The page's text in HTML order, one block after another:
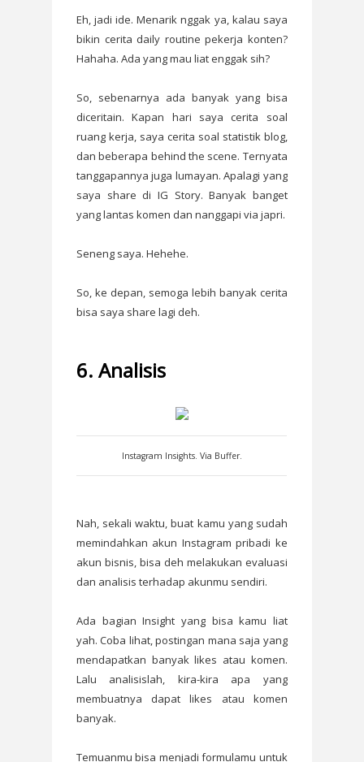
Eh, jadi ide. Menarik nggak ya, kalau saya
bikin cerita daily routine pekerja konten?
Hahaha. Ada yang mau liat enggak sih?
So, sebenarnya ada banyak yang bisa
diceritain. Kapan hari saya cerita soal
ruang kerja, saya cerita soal statistik blog,
dan beberapa behind the scene. Ternyata
tanggapannya juga lumayan. Apalagi yang
saya share di IG Story. Banyak banget
yang lantas komen dan nanggapi via japri.
Seneng saya. Hehehe.
So, ke depan, semoga lebih banyak cerita
bisa saya share lagi deh.
6. Analisis
Instagram Insights. Via Buffer.
Nah, sekali waktu, buat kamu yang sudah
memindahkan akun Instagram pribadi ke
akun bisnis, bisa deh melakukan evaluasi
dan analisis terhadap akunmu sendiri.
Ada bagian Insight yang bisa kamu liat
yah. Coba lihat, postingan mana saja yang
mendapatkan banyak likes atau komen.
Lalu analisislah, kira-kira apa yang
membuatnya dapat likes atau komen
banyak.
Temuanmu bisa menjadi formulamu untuk